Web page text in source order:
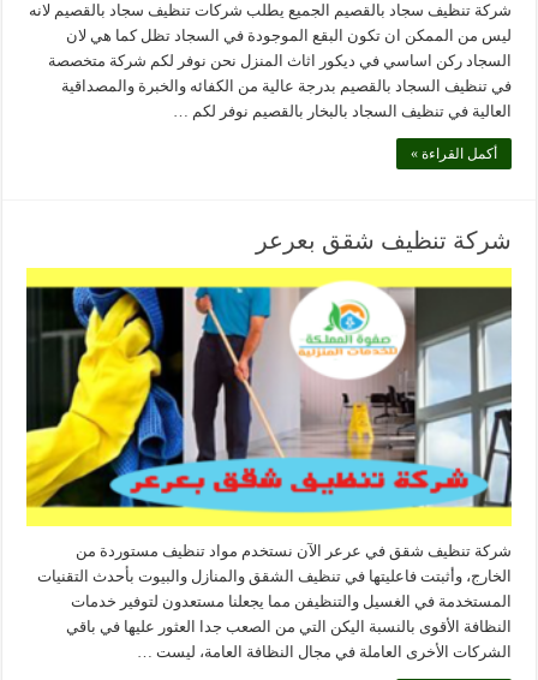
شركة تنظيف سجاد بالقصيم الجميع يطلب شركات تنظيف سجاد بالقصيم لانه
ليس من الممكن ان تكون البقع الموجودة في السجاد تظل كما هي لان
السجاد ركن اساسي في ديكور اثاث المنزل نحن نوفر لكم شركة متخصصة
في تنظيف السجاد بالقصيم بدرجة عالية من الكفائه والخبرة والمصداقية
العالية في تنظيف السجاد بالبخار بالقصيم نوفر لكم …
أكمل القراءة »
شركة تنظيف شقق بعرعر
شركة تنظيف شقق في عرعر الآن نستخدم مواد تنظيف مستوردة من
الخارج، وأثبتت فاعليتها في تنظيف الشقق والمنازل والبيوت بأحدث التقنيات
المستخدمة في الغسيل والتنظيفن مما يجعلنا مستعدون لتوفير خدمات
النظافة الأقوى بالنسبة اليكن التي من الصعب جدا العثور عليها في باقي
الشركات الأخرى العاملة في مجال النظافة العامة، ليست …